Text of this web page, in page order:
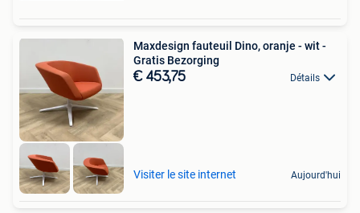
Maxdesign fauteuil Dino, oranje - wit -
Gratis Bezorging
€ 453,75 Détails
Visiter le site internet Aujourd'hui